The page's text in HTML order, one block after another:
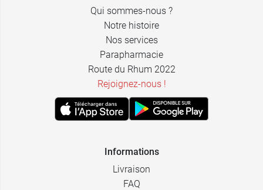
Qui sommes-nous ?
Notre histoire
Nos services
Parapharmacie
Route du Rhum 2022
Rejoignez-nous !
Informations
Livraison
FAQ